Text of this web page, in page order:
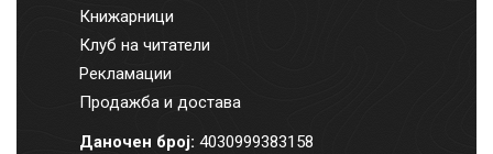
Книжарници
Клуб на читатели
Рекламации
Продажба и достава
Даночен број: 4030999383158